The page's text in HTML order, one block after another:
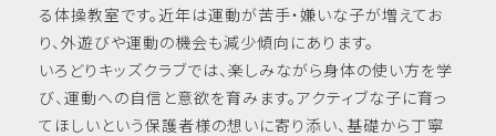
る体操教室です。近年は運動が苦手・嫌いな子が増えてお
り、外遊びや運動の機会も減少傾向にあります。
いろどりキッズクラブでは、楽しみながら身体の使い方を学
び、運動への自信と意欲を育みます。アクティブな子に育っ
てほしいという保護者様の想いに寄り添い、基礎から丁寧